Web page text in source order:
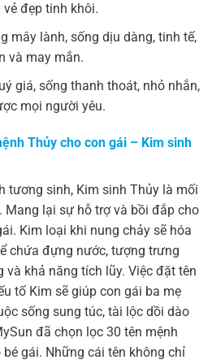
đẹp tinh khôi.
mây lành, sống dịu dàng, tinh tế,
và may mắn.
giá, sống thanh thoát, nhỏ nhắn,
mọi người yêu.
Thủy cho con gái – Kim sinh
tương sinh, Kim sinh Thủy là mối
Mang lại sự hỗ trợ và bồi đắp cho
Kim loại khi nung chảy sẽ hóa
chứa đựng nước, tượng trưng
và khả năng tích lũy. Việc đặt tên
tố Kim sẽ giúp con gái ba mẹ
sống sung túc, tài lộc dồi dào
đã chọn lọc 30 tên mệnh
gái. Những cái tên không chỉ